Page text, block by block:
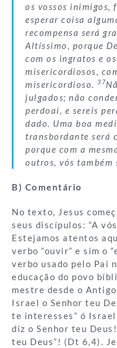
os vossos inimigos,
esperar coisa
recompensa será
Altíssimo, porque
com os ingratos e
misericordiosos,
misericordioso. 37
julgados; não
perdoai, e sereis
dado. Uma boa
transbordante será
porque com a
outros, vós também
B) Comentário
No texto, Jesus
seus discípulos: “A
Estejamos atentos
verbo “ouvir” e sim o
verbo usado pelo Pai
educação do povo
mestre desde o Antigo
Israel o Senhor teu
te interesses” ó
diz o Senhor teu
teu Deus”! (Dt 6,4).